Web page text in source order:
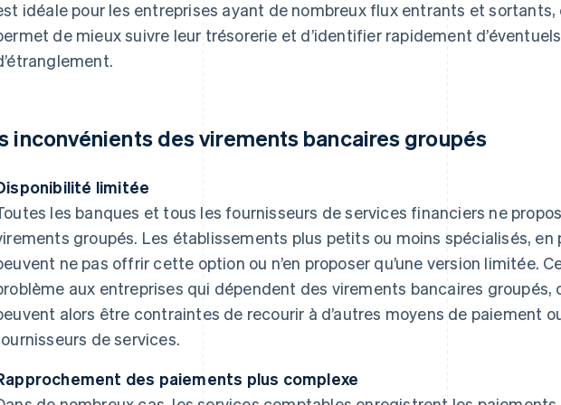
idéale pour les entreprises ayant de nombreux flux entrants et sortants,
de mieux suivre leur trésorerie et d’identifier rapidement
inconvénients des virements bancaires groupés
limitée
les banques et tous les fournisseurs de services financiers ne
groupés. Les établissements plus petits ou moins spécialisés, en
ne pas offrir cette option ou n’en proposer qu’une version limitée.
aux entreprises qui dépendent des virements bancaires groupés,
alors être contraintes de recourir à d’autres moyens de paiement
de services.
des paiements plus complexe